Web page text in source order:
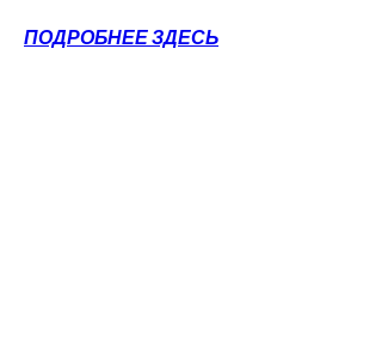
ПОДРОБНЕЕ ЗДЕСЬ